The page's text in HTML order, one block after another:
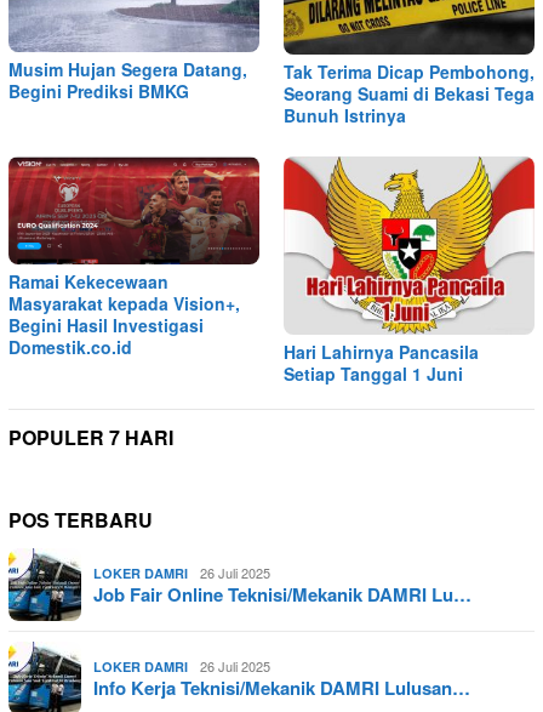
Musim Hujan Segera Datang,
Begini Prediksi BMKG
Tak Terima Dicap Pembohong,
Seorang Suami di Bekasi Tega
Bunuh Istrinya
Ramai Kekecewaan
Masyarakat kepada Vision+,
Begini Hasil Investigasi
Domestik.co.id
Hari Lahirnya Pancasila
Setiap Tanggal 1 Juni
POPULER 7 HARI
POS TERBARU
LOKER DAMRI 26 Juli 2025
Job Fair Online Teknisi/Mekanik DAMRI Lu…
LOKER DAMRI 26 Juli 2025
Info Kerja Teknisi/Mekanik DAMRI Lulusan…